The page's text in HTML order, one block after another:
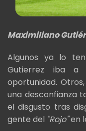
Maximiliano
Algunos ya lo
Gutierrez iba a
oportunidad.
una desconfianza
el disgusto tras
gente del "Rojo"en